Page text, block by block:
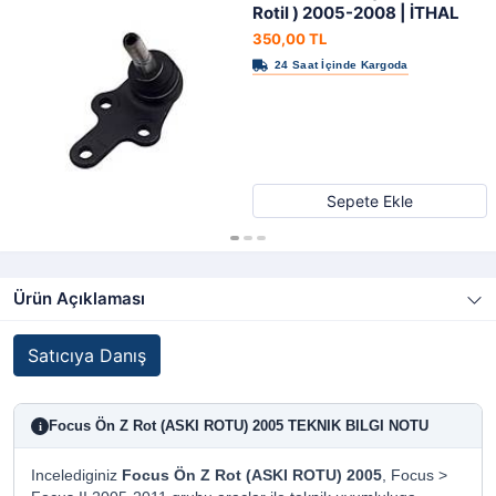
Rotil ) 2005-2008 | İTHAL
350,00 TL
Sepete Ekle
Ürün Açıklaması
Satıcıya Danış
i Focus Ön Z Rot (ASKI ROTU) 2005 TEKNIK BILGI NOTU
Incelediginiz Focus Ön Z Rot (ASKI ROTU) 2005, Focus >